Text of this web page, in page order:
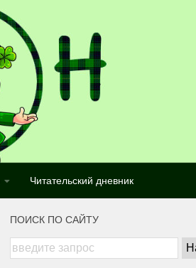
Читательский дневник
ПОИСК ПО САЙТУ